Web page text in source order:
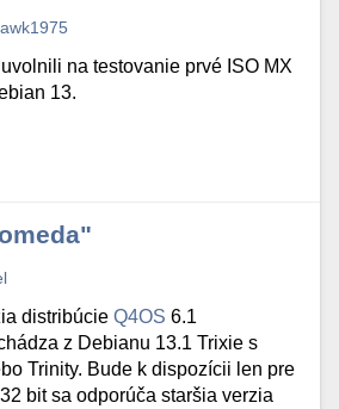
na testovanie prvé ISO MX
13.
distribúcieQ4OS 6.1
z Debianu 13.1 Trixie s
Trinity. Bude k dispozícii len pre
bit sa odporúča staršia verzia